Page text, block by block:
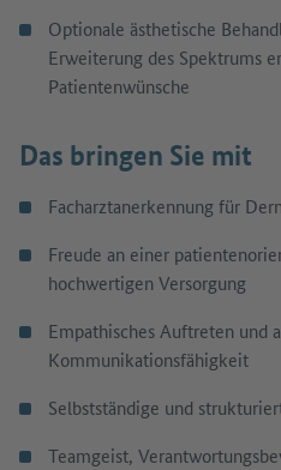
Optionale ästhetische
Erweiterung des Spektrums
Patientenwünsche
Das bringen Sie mit
Facharztanerkennung für
Freude an einer
hochwertigen Versorgung
Empathisches Auftreten und
Kommunikationsfähigkeit
Selbstständige und
Teamgeist,